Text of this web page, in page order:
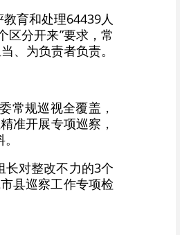
育和处理64439人
区分开来”要求，常
、为负责者负责。
常规巡视全覆盖，
准开展专项巡察，
长对整改不力的3个
县巡察工作专项检